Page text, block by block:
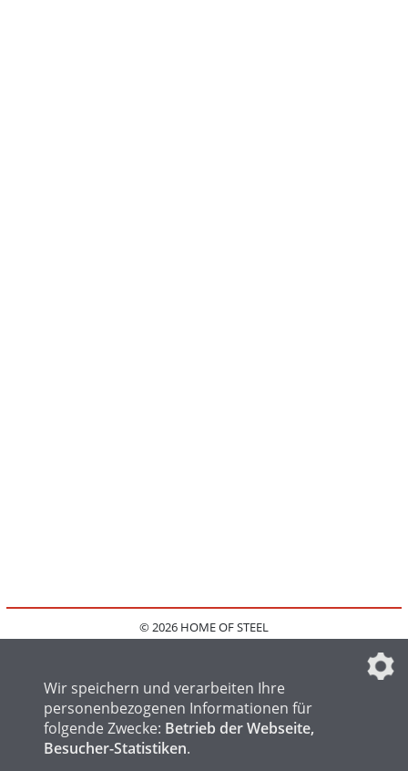
© 2026 HOME OF STEEL
IMPRESSUM
FAQ
DATENSCHUTZEINSTELLUNGEN
Wir speichern und verarbeiten Ihre
personenbezogenen Informationen für
folgende Zwecke: Betrieb der Webseite,
Besucher-Statistiken.